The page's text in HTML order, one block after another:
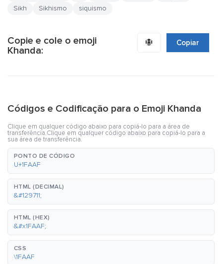
Sikh
Sikhismo siquismo
Copie e cole o emoji
Khanda:
🪯 Copiar
Códigos e Codificação para o Emoji Khanda
Clique em qualquer código abaixo para copiá-lo para a área de
transferência.Clique em qualquer código abaixo para copiá-lo para a
sua área de transferência.
PONTO DE CÓDIGO
U+1FAAF
HTML (DECIMAL)
&#129711;
HTML (HEX)
&#x1FAAF;
CSS
\1FAAF